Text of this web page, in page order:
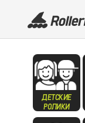
ДЕТСКИЕ
РОЛИКИ